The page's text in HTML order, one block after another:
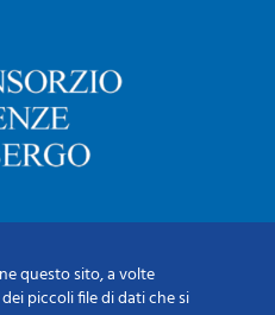
questo sito, a volte
piccoli file di dati che si